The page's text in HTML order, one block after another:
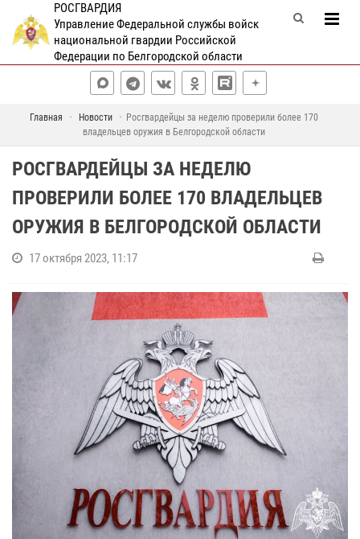
РОСГВАРДИЯ
Управление Федеральной службы войск
национальной гвардии Российской
Федерации по Белгородской области
Главная Новости
Росгвардейцы за неделю проверили более 170
владельцев оружия в Белгородской области
РОСГВАРДЕЙЦЫ ЗА НЕДЕЛЮ
ПРОВЕРИЛИ БОЛЕЕ 170 ВЛАДЕЛЬЦЕВ
ОРУЖИЯ В БЕЛГОРОДСКОЙ ОБЛАСТИ
17 октября 2023, 11:17